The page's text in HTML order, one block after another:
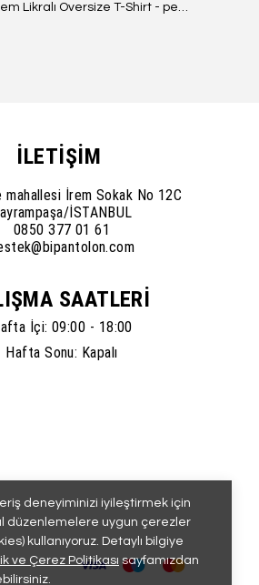
deneyiminizi iyileştirmek için
düzenlemelere uygun çerezler
kullanıyoruz. Detaylı bilgiye
ve Çerez Politikası sayfamızdan
Kadın Suprem Likralı Oversize T-Shirt - pembe
İLETİŞİM
İrem Sokak No 12C
İSTANBUL
0850 377 01 61
SAATLERİ
İçi: 09:00 - 18:00
Hafta Sonu: Kapalı